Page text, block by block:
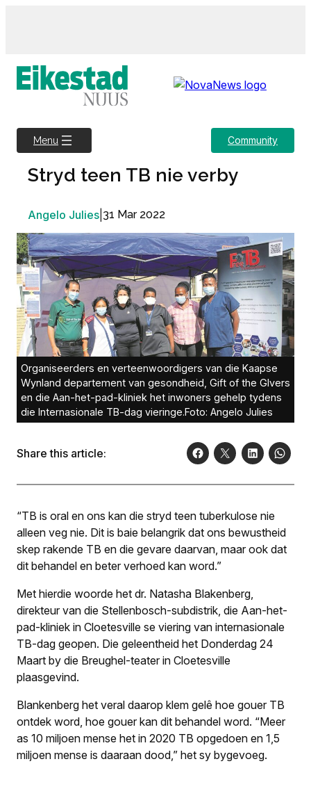
Menu Community
Stryd teen TB nie verby
Angelo Julies 31 Mar 2022
Organiseerders en verteenwoordigers van die Kaapse
Wynland departement van gesondheid, Gift of the GIvers
en die Aan-het-pad-kliniek het inwoners gehelp tydens
die Internasionale TB-dag vieringe.Foto: Angelo Julies
Share this article:
“TB is oral en ons kan die stryd teen tuberkulose nie
alleen veg nie. Dit is baie belangrik dat ons bewustheid
skep rakende TB en die gevare daarvan, maar ook dat
dit behandel en beter verhoed kan word.”
Met hierdie woorde het dr. Natasha Blakenberg,
direkteur van die Stellenbosch-subdistrik, die Aan-het-
pad-kliniek in Cloetesville se viering van internasionale
TB-dag geopen. Die geleentheid het Donderdag 24
Maart by die Breughel-teater in Cloetesville
plaasgevind.
Blankenberg het veral daarop klem gelê hoe gouer TB
ontdek word, hoe gouer kan dit behandel word. “Meer
as 10 miljoen mense het in 2020 TB opgedoen en 1,5
miljoen mense is daaraan dood,” het sy bygevoeg.